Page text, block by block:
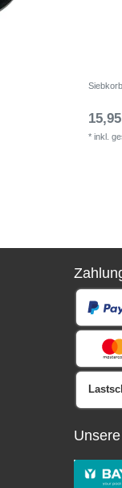
*inkl.